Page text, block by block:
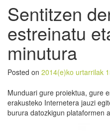
Sentitzen
estreinatu
minutura
Posted on 2014(e)ko urtarrilak
Munduari gure proiektua, gure
erakusteko Internetera jauzi
burura datozkigun plataformen